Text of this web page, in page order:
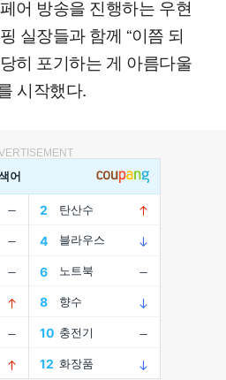
어 방송을 진행하는 우현
실장들과 함께 “이쯤 되
히 포기하는 게 아름다울
시작했다.